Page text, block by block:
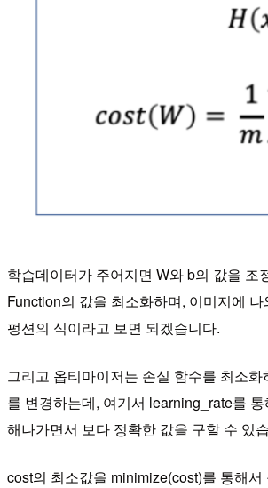
학습데이터가 주어지면 W와 b의 값을 조
Function의 값을 최소화하며, 이미지에
펑션의 식이라고 보면 되겠습니다.
그리고 옵티마이저는 손실 함수를 최소
를 변경하는데, 여기서 learning_rate를
해나가면서 보다 정확한 값을 구할 수 있
​cost의 최소값을 minimize(cost)를 통해서